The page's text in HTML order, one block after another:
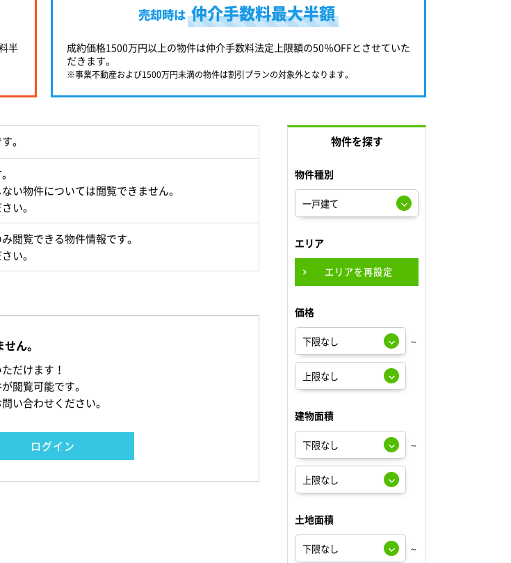
半
売却時は 仲介手数料最大半額
成約価格1500万円以上の物件は仲介手数料法定上限額の50％OFFとさせていた
だきます。
※事業不動産および1500万円未満の物件は割引プランの対象外となります。
。
い物件については閲覧できません。
い。
閲覧できる物件情報です。
い。
ん。
だけます！
閲覧可能です。
い合わせください。
ログイン
物件を探す
物件種別
エリア
エリアを再設定
価格
～
建物面積
～
土地面積
～